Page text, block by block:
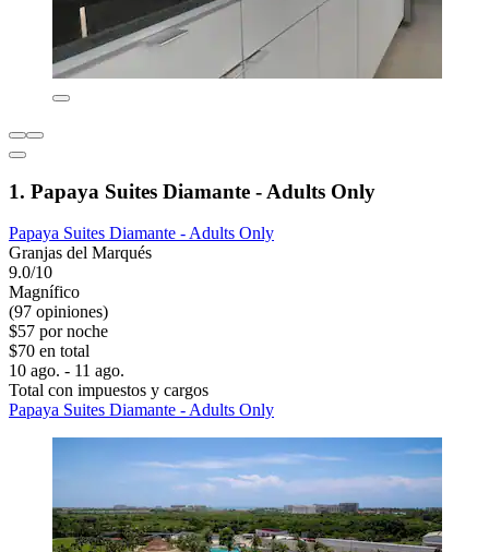
1. Papaya Suites Diamante - Adults Only
Papaya Suites Diamante - Adults Only
Granjas del Marqués
9.0/10
Magnífico
(97 opiniones)
$57 por noche
$70 en total
10 ago. - 11 ago.
Total con impuestos y cargos
Papaya Suites Diamante - Adults Only